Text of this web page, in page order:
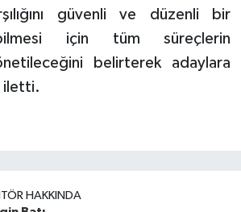
güvenli ve düzenli bir
için tüm süreçlerin
belirterek adaylara
iletti.
HAKKINDA